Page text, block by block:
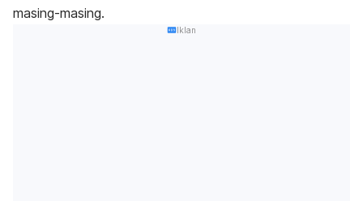
masing-masing.
Iklan